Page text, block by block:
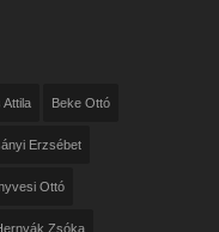
Attila Beke Ottó
Erzsébet
Ottó
Zsóka